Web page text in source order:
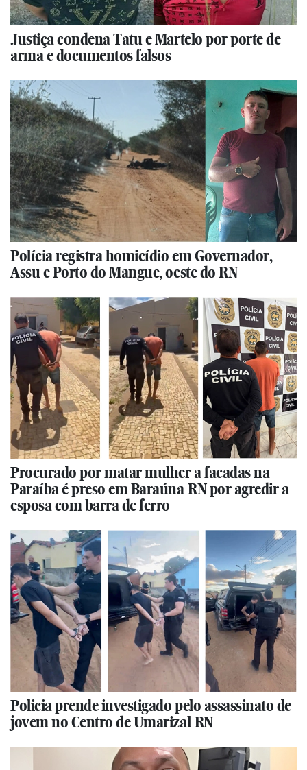
Justiça condena Tatu e Martelo por porte de
arma e documentos falsos
Polícia registra homicídio em Governador,
Assu e Porto do Mangue, oeste do RN
Procurado por matar mulher a facadas na
Paraíba é preso em Baraúna-RN por agredir a
esposa com barra de ferro
Policia prende investigado pelo assassinato de
jovem no Centro de Umarizal-RN